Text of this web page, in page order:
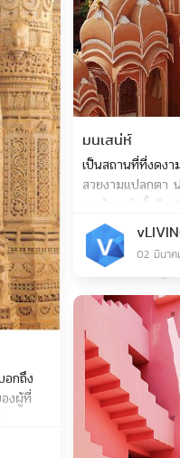
มนเสน่ห์
เป็นสถานที่ที่งดง
สวยงามแปลกตา
เอกลักษณ์ ทั้งศิล
เยี่ยม
02 มีนาค
อกถึง
งผู้ที่